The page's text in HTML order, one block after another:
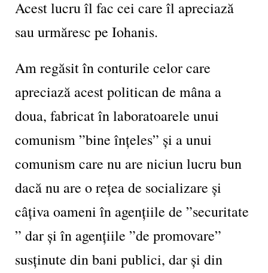
Acest lucru îl fac cei care îl apreciază
sau urmăresc pe Iohanis.
Am regăsit în conturile celor care
apreciază acest politican de mâna a
doua, fabricat în laboratoarele unui
comunism ”bine înțeles” și a unui
comunism care nu are niciun lucru bun
dacă nu are o rețea de socializare și
câțiva oameni în agențiile de ”securitate
” dar și în agențiile ”de promovare”
susținute din bani publici, dar și din